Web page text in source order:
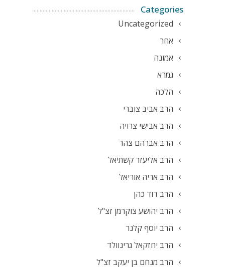
Categories
Uncategorized
אחר
אמונה
גמרא
הלכה
הרב אביב צוברי
הרב אבישי צרויה
הרב אברהם צהר
הרב אליעזר קשתיאל
הרב אריה אוריאל
הרב דוד כהן
הרב יהושע צוקרמן זצ"ל
הרב יוסף קלנר
הרב יחזקאל גרינוולד
הרב מנחם בן יעקב זצ"ל